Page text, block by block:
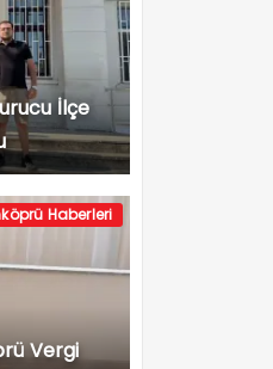
İlçe
Haberleri
Vergi